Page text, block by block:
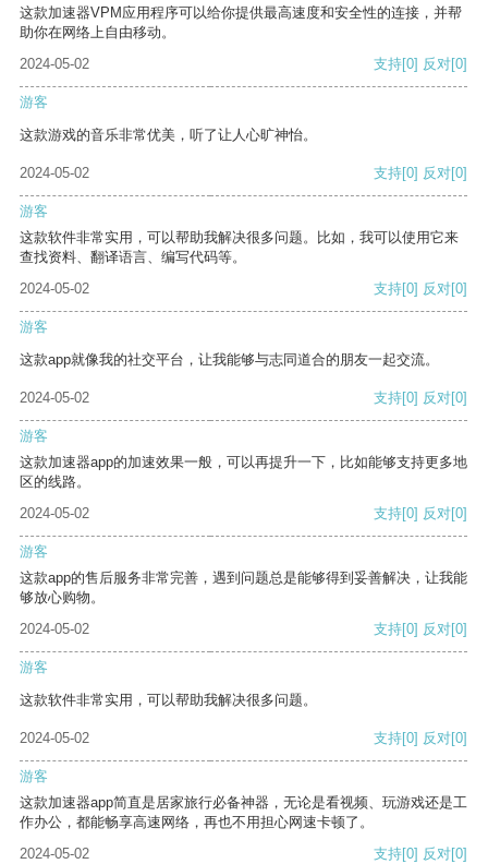
这款加速器VPM应用程序可以给你提供最高速度和安全性的连接，并帮
助你在网络上自由移动。
2024-05-02
支持[0] 反对[0]
游客
这款游戏的音乐非常优美，听了让人心旷神怡。
2024-05-02 支持[0] 反对[0]
游客
这款软件非常实用，可以帮助我解决很多问题。比如，我可以使用它来
查找资料、翻译语言、编写代码等。
2024-05-02
支持[0] 反对[0]
游客
这款app就像我的社交平台，让我能够与志同道合的朋友一起交流。
2024-05-02 支持[0] 反对[0]
游客
这款加速器app的加速效果一般，可以再提升一下，比如能够支持更多地
区的线路。
2024-05-02
支持[0] 反对[0]
游客
这款app的售后服务非常完善，遇到问题总是能够得到妥善解决，让我能
够放心购物。
2024-05-02
支持[0] 反对[0]
游客
这款软件非常实用，可以帮助我解决很多问题。
2024-05-02 支持[0] 反对[0]
游客
这款加速器app简直是居家旅行必备神器，无论是看视频、玩游戏还是工
作办公，都能畅享高速网络，再也不用担心网速卡顿了。
2024-05-02
支持[0] 反对[0]